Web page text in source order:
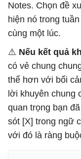
Notes. Chọn đề
hiện nó trong
cùng một lúc.
⚠️ Nếu kết quả
có vẻ chung
thể hơn với bối
lời khuyên chung
quan trọng bạn
sót [X] trong ngữ
với đó là ràng